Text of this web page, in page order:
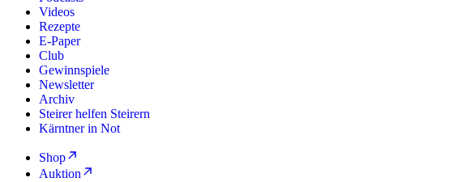
Videos
Rezepte
E-Paper
Club
Gewinnspiele
Newsletter
Archiv
Steirer helfen Steirern
Kärntner in Not
Shop
Auktion